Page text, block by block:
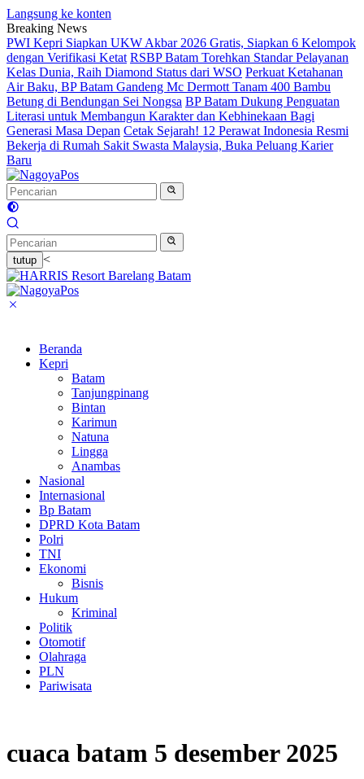
Langsung ke konten
Breaking News
PWI Kepri Siapkan UKW Akbar 2026 Gratis, Siapkan 6 Kelompok
dengan Verifikasi Ketat RSBP Batam Torehkan Standar Pelayanan
Kelas Dunia, Raih Diamond Status dari WSO Perkuat Ketahanan
Air Baku, BP Batam Gandeng Mc Dermott Tanam 400 Bambu
Betung di Bendungan Sei Nongsa BP Batam Dukung Penguatan
Literasi untuk Membangun Karakter dan Kebhinekaan Bagi
Generasi Masa Depan Cetak Sejarah! 12 Perawat Indonesia Resmi
Bekerja di Rumah Sakit Swasta Malaysia, Buka Peluang Karier
Baru
tutup <
Beranda
Kepri
Batam
Tanjungpinang
Bintan
Karimun
Natuna
Lingga
Anambas
Nasional
Internasional
Bp Batam
DPRD Kota Batam
Polri
TNI
Ekonomi
Bisnis
Hukum
Kriminal
Politik
Otomotif
Olahraga
PLN
Pariwisata
cuaca batam 5 desember 2025